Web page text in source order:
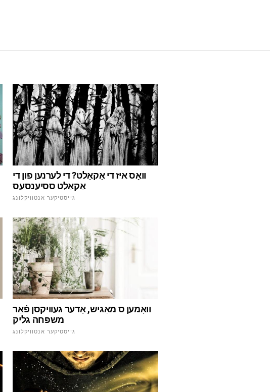
וואָס איז די אַקאַלט? די לערנען פון די
אַקאַלט ססיענסעס
גייסטיקער אנטוויקלונג
וואָמען ס מאַגיש, אָדער געוויקסן פֿאַר
משפּחה גליק
גייסטיקער אנטוויקלונג